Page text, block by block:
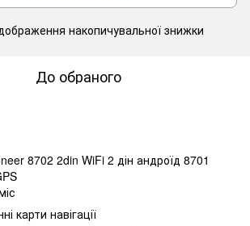
накопичувальної знижки
До обраного
8702 2din WiFi 2 дін андроїд 8701
карти навігації